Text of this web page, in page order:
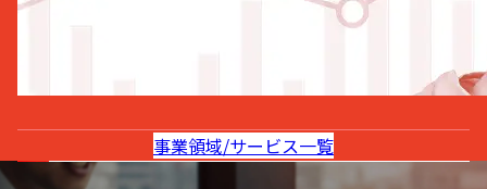
事業領域/サービス一覧